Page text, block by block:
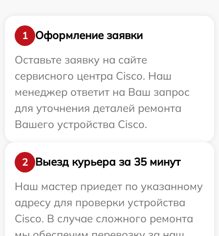
1
Оформление заявки
Оставьте заявку на сайте
сервисного центра Cisco. Наш
менеджер ответит на Ваш запрос
для уточнения деталей ремонта
Вашего устройства Cisco.
2
Выезд курьера за 35 минут
Наш мастер приедет по указанному
адресу для проверки устройства
Cisco. В случае сложного ремонта